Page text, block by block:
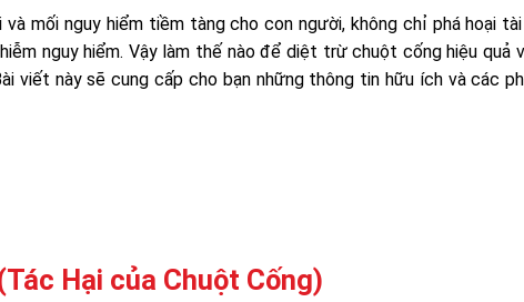
mối nguy hiểm tiềm tàng cho con người, không chỉ phá hoại
nguy hiểm. Vậy làm thế nào để diệt trừ chuột cống hiệu quả
viết này sẽ cung cấp cho bạn những thông tin hữu ích và các
Hại của Chuột Cống)